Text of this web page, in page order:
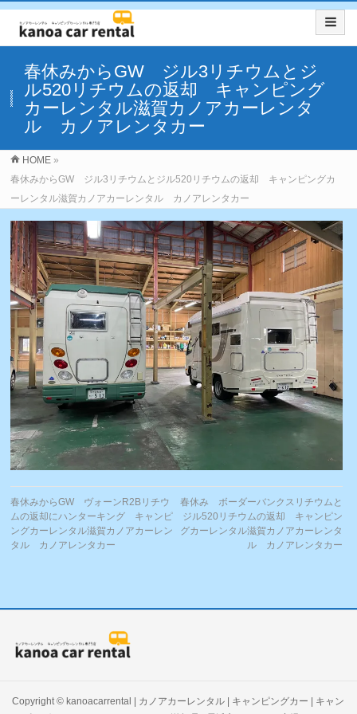
春休みからGW ジル3リチウムとジ
ル520リチウムの返却 キャンピング
カーレンタル滋賀カノアカーレンタ
ル カノアレンタカー
HOME »
春休みからGW ジル3リチウムとジル520リチウムの返却 キャンピングカ
ーレンタル滋賀カノアカーレンタル カノアレンタカー
春休みからGW ヴォーンR2Bリチウ
ムの返却にハンターキング キャンピ
ングカーレンタル滋賀カノアカーレン
タル カノアレンタカー
春休み ボーダーバンクスリチウムと
ジル520リチウムの返却 キャンピン
グカーレンタル滋賀カノアカーレンタ
ル カノアレンタカー
Copyright ©kanoacarrental | カノアカーレンタル | キャンピングカー | キャン